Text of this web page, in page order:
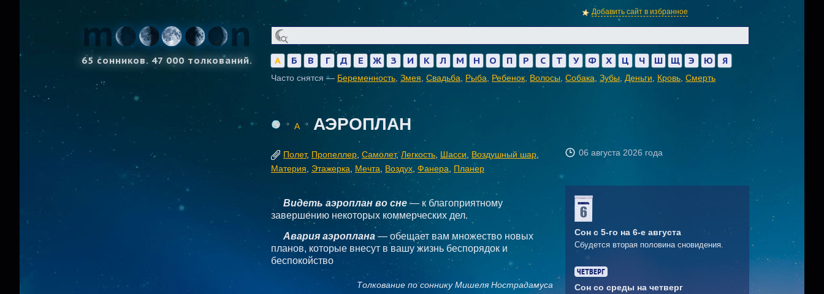
Добавить сайт в избранное
65 сонников. 47 000 толкований. А Б В Г Д Е Ж З И К Л М Н О П Р С Т У Ф Х Ц Ч Ш Щ Э Ю Я
Часто снятся — Беременность Змея Свадьба Рыба Ребенок Волосы Собака Зубы Деньги Кровь Смерть
А АЭРОПЛАН
Полет, Пропеллер Самолет,Легкость Шасси Воздушный шар
Материя
Этажерка Мечта Воздух Фанера Планер
06 августа 2026 года
Видеть аэроплан во сне — к благоприятному
завершению некоторых коммерческих дел.
Авария аэроплана — обещает вам множество новых
планов, которые внесут в вашу жизнь беспорядок и
беспокойство
Толкование по соннику Мишеля Нострадамуса
Сон с 5-го на 6-е августа
Сбудется вторая половина сновидения.
Сон со среды на четверг